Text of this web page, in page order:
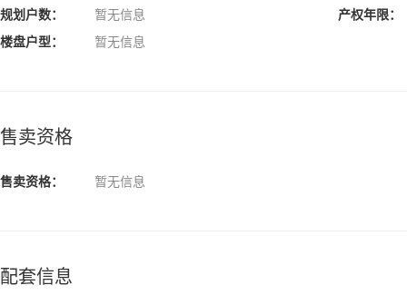
规划户数：
暂无信息
产权年限：
楼盘户型：
暂无信息
售卖资格
售卖资格： 暂无信息
配套信息